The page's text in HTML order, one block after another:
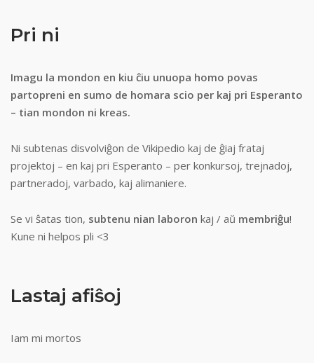
Pri ni
Imagu la mondon en kiu ĉiu unuopa homo povas
partopreni en sumo de homara scio per kaj pri Esperanto
– tian mondon ni kreas.
Ni subtenas disvolviĝon de Vikipedio kaj de ĝiaj frataj
projektoj – en kaj pri Esperanto – per konkursoj, trejnadoj,
partneradoj, varbado, kaj alimaniere.
Se vi ŝatas tion, subtenu nian laboron kaj / aŭ membriĝu!
Kune ni helpos pli <3
Lastaj afiŝoj
Iam mi mortos